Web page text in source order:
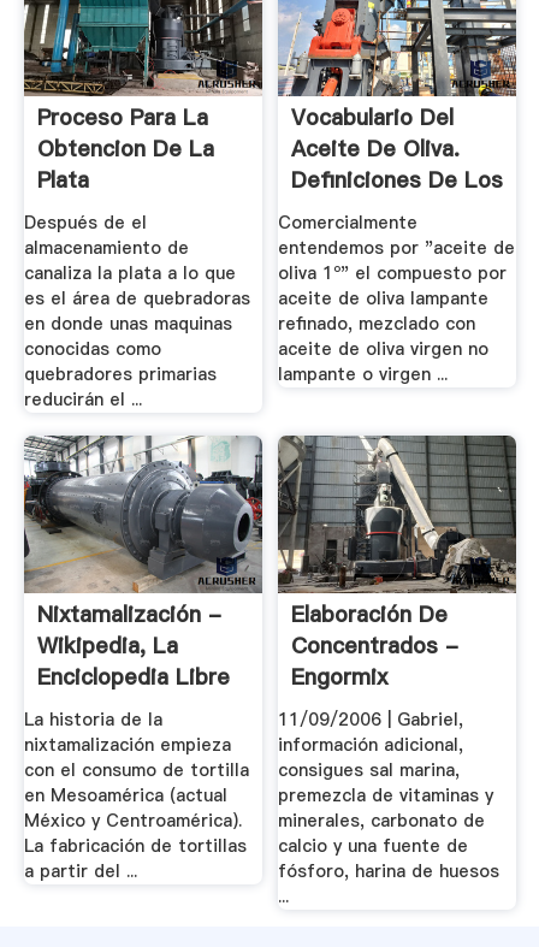
Proceso Para La
Obtencion De La
Plata
Después de el
almacenamiento de
canaliza la plata a lo que
es el área de quebradoras
en donde unas maquinas
conocidas como
quebradores primarias
reducirán el ...
Vocabulario Del
Aceite De Oliva.
Definiciones De Los
...
Comercialmente
entendemos por "aceite de
oliva 1º" el compuesto por
aceite de oliva lampante
refinado, mezclado con
aceite de oliva virgen no
lampante o virgen ...
Nixtamalización -
Wikipedia, La
Enciclopedia Libre
La historia de la
nixtamalización empieza
con el consumo de tortilla
en Mesoamérica (actual
México y Centroamérica).
La fabricación de tortillas
a partir del ...
Elaboración De
Concentrados -
Engormix
11/09/2006 | Gabriel,
información adicional,
consigues sal marina,
premezcla de vitaminas y
minerales, carbonato de
calcio y una fuente de
fósforo, harina de huesos
...